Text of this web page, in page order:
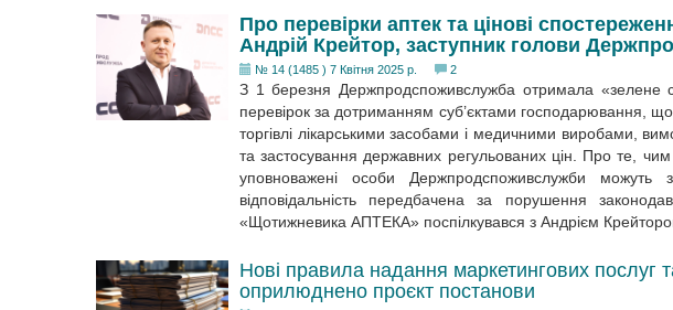
Про перевірки аптек та цінові
Андрій Крейтор, заступник голови
№ 14 (1485 ) 7 Квітня 2025 р. 2
З 1 березня Держпродспоживслужба отримала «зелене
перевірок за дотриманням суб’єктами господарювання, що
торгівлі лікарськими засобами і медичними виробами,
та застосування державних регульованих цін. Про те, чим
уповноважені особи Держпродспоживслужби можуть
відповідальність передбачена за порушення
«Щотижневика АПТЕКА» поспілкувався з Андрієм
Нові правила надання маркетингових послуг
оприлюднено проєкт постанови